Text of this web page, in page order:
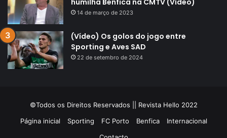
humilha Benfica na CMTV (Vídeo)
14 de março de 2023
(Vídeo) Os golos do jogo entre
Sporting e Aves SAD
22 de setembro de 2024
©Todos os Direitos Reservados || Revista Hello 2022
Página inicial
Sporting FC Porto Benfica
Internacional